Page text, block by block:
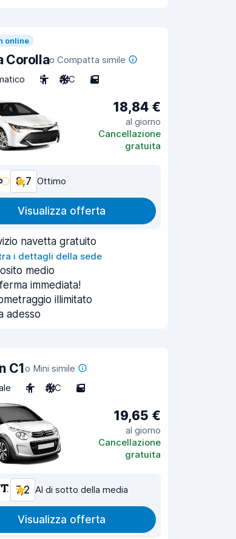
online
Corollao Compatta simile
5 A/C 5
18,84 €
al giorno
Cancellazione
gratuita
8,7 Ottimo
Visualizza offerta
navetta gratuito
i dettagli della sede
medio
immediata!
illimitato
adesso
C1o Mini simile
4 A/C 5
19,65 €
al giorno
Cancellazione
gratuita
7,2 Al di sotto della media
Visualizza offerta